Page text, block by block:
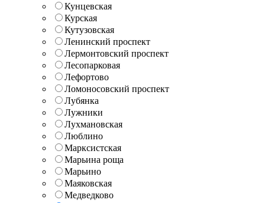
Кунцевская
Курская
Кутузовская
Ленинский проспект
Лермонтовский проспект
Лесопарковая
Лефортово
Ломоносовский проспект
Лубянка
Лужники
Лухмановская
Люблино
Марксистская
Марьина роща
Марьино
Маяковская
Медведково